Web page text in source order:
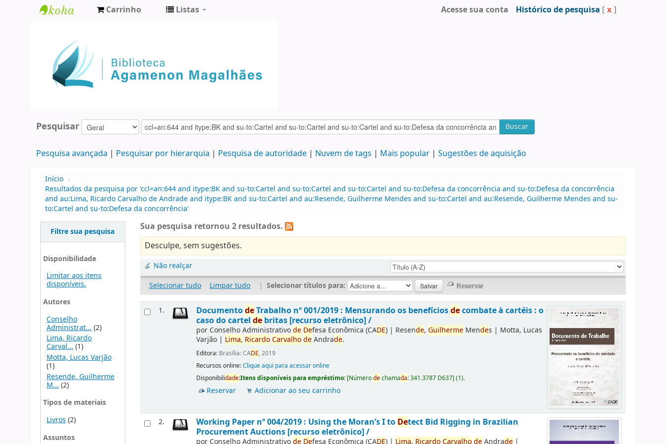
Agamenon
Magalhães
Carrinho Listas Acesse sua conta Histórico de pesquisa [ x ]
Pesquisar Buscar
Pesquisa avançada Pesquisar por hierarquia Pesquisa de autoridade Nuvem de tags Mais popular Sugestões de aquisição
Início ›
Resultados da pesquisa por 'ccl=an:644 and itype:BK and su-to:Cartel and su-to:Cartel and su-to:Cartel and su-to:Defesa da concorrência and su-to:Defesa da concorrência
and au:Lima, Ricardo Carvalho de Andrade and itype:BK and su-to:Cartel and au:Resende, Guilherme Mendes and su-to:Cartel and au:Resende, Guilherme Mendes and su-
to:Cartel and su-to:Defesa da concorrência'
Filtre sua pesquisa
Disponibilidade
Limitar aos itens
disponíveis.
Autores
Conselho
Administrat... (2)
Lima, Ricardo
Carval...(1)
Motta, Lucas Varjão
(1)
Resende, Guilherme
M... (2)
Tipos de materiais
Livros (2)
Assuntos
Sua pesquisa retornou 2 resultados.
Desculpe, sem sugestões.
Não realçar
Selecionar tudo
Limpar tudo | Selecionar títulos para:
1. DocumentodeTrabalho nº 001/2019 : Mensurando os benefíciosdecombate à cartéis : o
caso do cartelde britas [recurso eletrônico] /
por Conselho Administrativode Defesa Econômica (CADE) | Resende,Guilherme Mendes | Motta, Lucas
Varjão | Lima, RicardoCarvalhodeAndrade.
Editora: Brasília: CADE, 2019
Recursos online:Clique aqui para acessar online
Disponibilidade:Itens disponíveis para empréstimo: [Númerodechamada:341.3787 D637](1).
Reservar Adicionar ao seu carrinho
2. Working Paper nº 004/2019 : Using the Moran’s I to Detect Bid Rigging in Brazilian
Procurement Auctions [recurso eletrônico] /